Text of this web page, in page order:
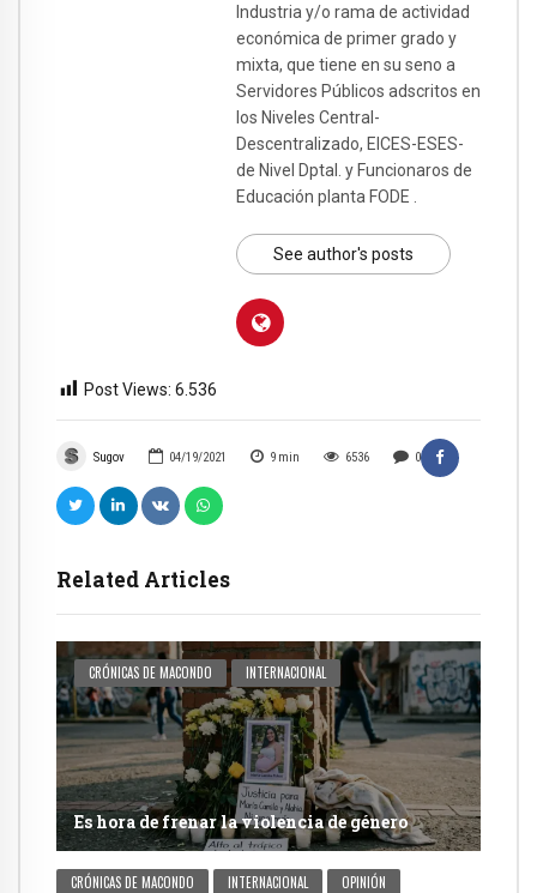
Sugov 04/19/2021 9 min 6536 0
Related Articles
CRÓNICAS DE MACONDO INTERNACIONAL
Es hora de frenar la violencia de género
CRÓNICAS DE MACONDO INTERNACIONAL OPINIÓN
Industria y/o rama de actividad
económica de primer grado y
mixta, que tiene en su seno a
Servidores Públicos adscritos en
los Niveles Central-
Descentralizado, EICES-ESES-
de Nivel Dptal. y Funcionaros de
Educación planta FODE .
See author's posts
Post Views: 6.536